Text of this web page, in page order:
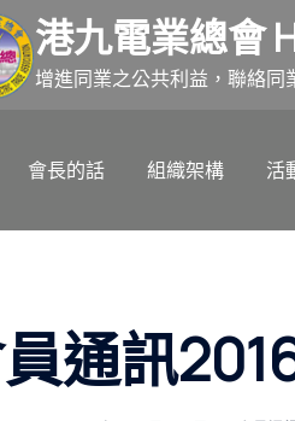
港九電業總會
增進同業之公共利益，聯絡同
會長的話 組織架構 活
通訊